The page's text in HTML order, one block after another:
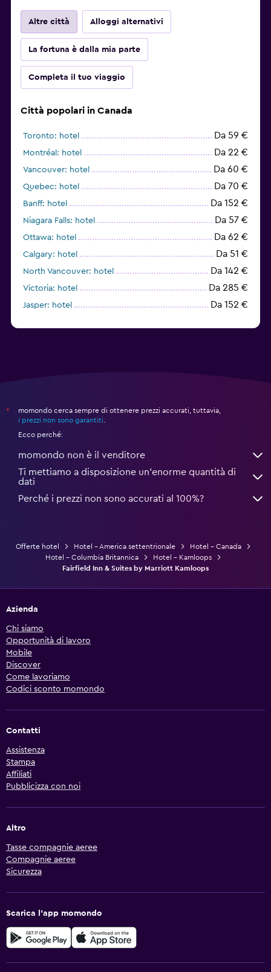
Altre città Alloggi alternativi
La fortuna è dalla mia parte
Completa il tuo viaggio
Città popolari in Canada
Toronto: hotel Da 59 €
Montréal: hotel Da 22 €
Vancouver: hotel Da 60 €
Quebec: hotel Da 70 €
Banff: hotel Da 152 €
Niagara Falls: hotel Da 57 €
Ottawa: hotel Da 62 €
Calgary: hotel Da 51 €
North Vancouver: hotel Da 142 €
Victoria: hotel Da 285 €
Jasper: hotel Da 152 €
*
momondo cerca sempre di ottenere prezzi accurati, tuttavia,
i prezzi non sono garantiti
Ecco perché:
momondo non è il venditore
Ti mettiamo a disposizione un’enorme quantità di
dati
Perché i prezzi non sono accurati al 100%?
Offerte hotel Hotel - America settentrionale
Hotel - Canada
Hotel - Columbia Britannica
Hotel - Kamloops
Fairfield Inn & Suites by Marriott Kamloops
Azienda
Chi siamo
Opportunità di lavoro
Mobile
Discover
Come lavoriamo
Codici sconto momondo
Contatti
Assistenza
Stampa
Affiliati
Pubblicizza con noi
Altro
Tasse compagnie aeree
Compagnie aeree
Sicurezza
Scarica l'app momondo